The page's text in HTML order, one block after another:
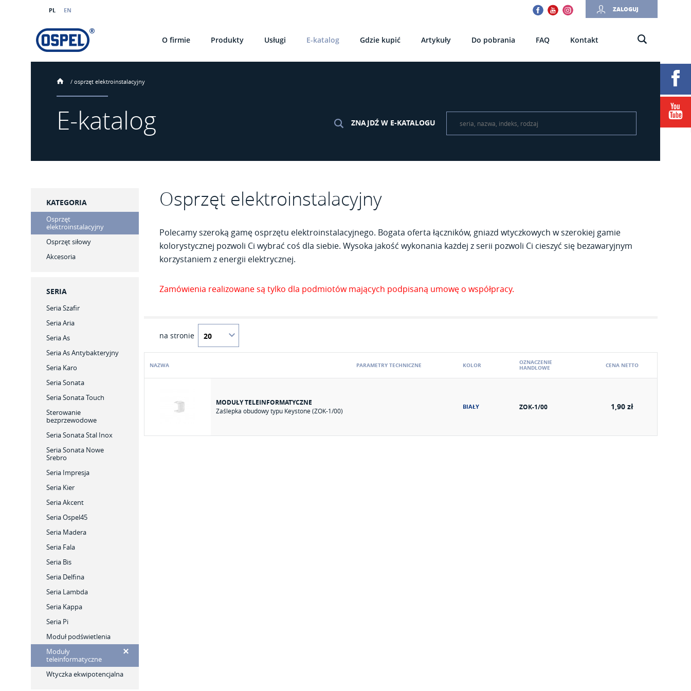
PL EN ZALOGUJ
Instagram
O firmie Produkty Usługi E-katalog Gdzie kupić Artykuły Do pobrania FAQ Kontakt
/ osprzęt elektroinstalacyjny
E-katalog ZNAJDŹ W E-KATALOGU
KATEGORIA
Osprzęt
elektroinstalacyjny
Osprzęt siłowy
Akcesoria
SERIA
Seria Szafir
Seria Aria
Seria As
Seria As Antybakteryjny
Seria Karo
Seria Sonata
Seria Sonata Touch
Sterowanie
bezprzewodowe
Seria Sonata Stal Inox
Seria Sonata Nowe
Srebro
Seria Impresja
Seria Kier
Seria Akcent
Seria Ospel45
Seria Madera
Seria Fala
Seria Bis
Seria Delfina
Seria Lambda
Seria Kappa
Seria Pi
Moduł podświetlenia
Moduły
teleinformatyczne
Wtyczka ekwipotencjalna
Osprzęt elektroinstalacyjny
Polecamy szeroką gamę osprzętu elektroinstalacyjnego. Bogata oferta łączników, gniazd wtyczkowych w szerokiej gamie
kolorystycznej pozwoli Ci wybrać coś dla siebie. Wysoka jakość wykonania każdej z serii pozwoli Ci cieszyć się bezawaryjnym
korzystaniem z energii elektrycznej.
Zamówienia realizowane są tylko dla podmiotów mających podpisaną umowę o współpracy.
na stronie
NAZWA PARAMETRY TECHNICZNE KOLOR OZNACZENIE
HANDLOWE CENA NETTO
MODUŁY TELEINFORMATYCZNE
Zaślepka obudowy typu Keystone (ZOK-1/00) BIAŁY ZOK-1/00 1,90 zł